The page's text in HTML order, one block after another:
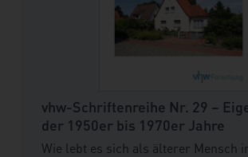
vhw-Schriftenreihe Nr. 29 –
der 1950er bis 1970er Jahre
Wie lebt es sich als älterer Mensch